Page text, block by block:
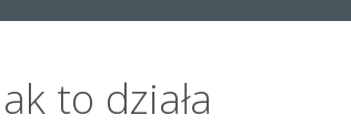
to działa